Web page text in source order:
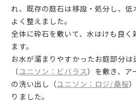
れ、既存の庭石は移設・処分し、低
よく整えました。
全体に砕石を敷いて、水はけも良く
ます。
お水が溜まりやすかったお庭部分
（ユニソン：ビバラス）を敷き、ア
の洗い出し（ユニソン：ロジ/桑桜
りました。